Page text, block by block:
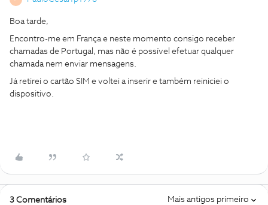
Boa tarde,
Encontro-me em França e neste momento consigo receber
chamadas de Portugal, mas não é possível efetuar qualquer
chamada nem enviar mensagens.
Já retirei o cartão SIM e voltei a inserir e também reiniciei o
dispositivo.
3 Comentários Mais antigos primeiro